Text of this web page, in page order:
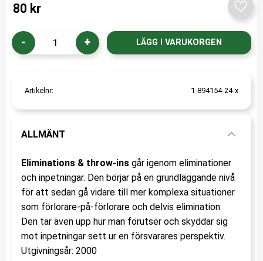
80 kr
+
-
Artikelnr 1-894154-24-x
ALLMÄNT
Eliminations & throw-ins går igenom eliminationer
och inpetningar. Den börjar på en grundläggande nivå
för att sedan gå vidare till mer komplexa situationer
som förlorare-på-förlorare och delvis elimination.
Den tar även upp hur man förutser och skyddar sig
mot inpetningar sett ur en försvarares perspektiv.
Utgivningsår: 2000